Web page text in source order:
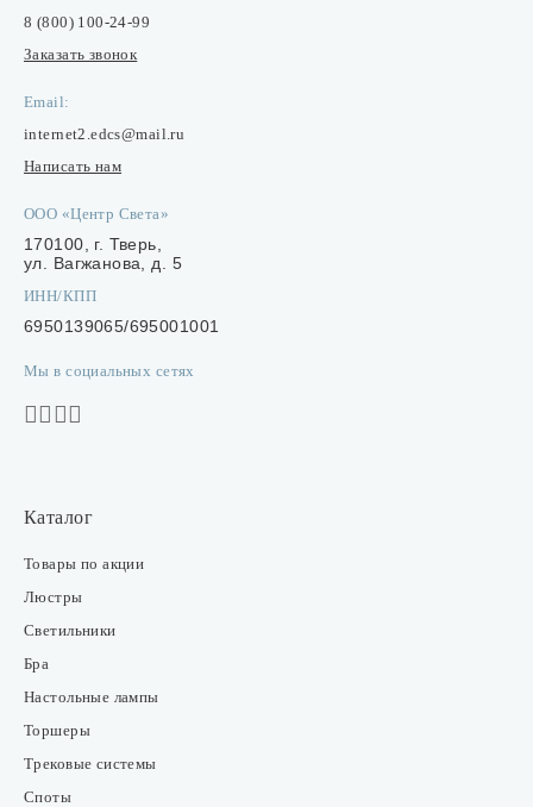
8 (800) 100-24-99
Заказать звонок
Email:
internet2.edcs@mail.ru
Написать нам
ООО «Центр Света»
170100, г. Тверь,
ул. Вагжанова, д. 5
ИНН/КПП
6950139065/695001001
Мы в социальных сетях
Каталог
Товары по акции
Люстры
Светильники
Бра
Настольные лампы
Торшеры
Трековые системы
Споты